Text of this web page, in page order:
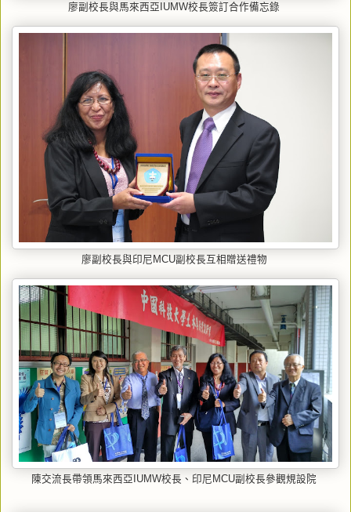
廖副校長與馬來西亞IUMW校長簽訂合作備忘錄
廖副校長與印尼MCU副校長互相贈送禮物
陳交流長帶領馬來西亞IUMW校長、印尼MCU副校長參觀規設院